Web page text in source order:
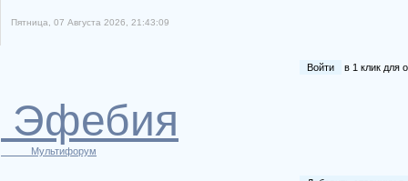
Пятница, 07 Августа 2026, 21:43:09
Войти в 1 клик для
Эфебия
Мультифорум